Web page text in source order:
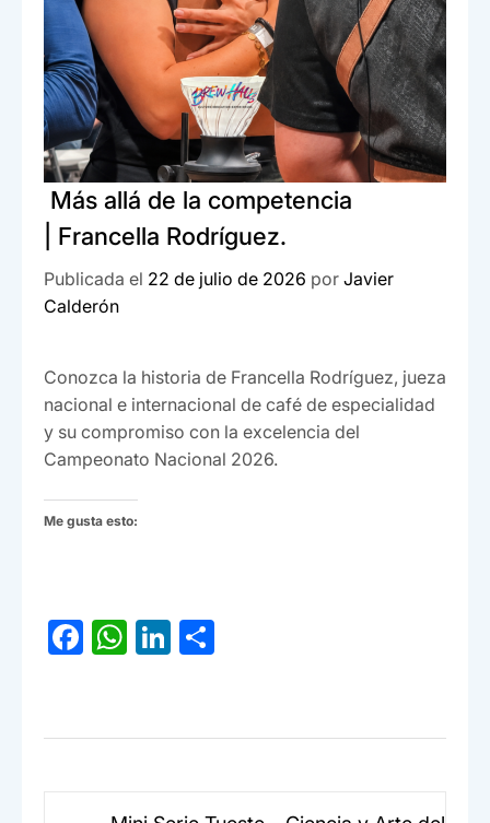
Más allá de la competencia
| Francella Rodríguez.
Publicada el 22 de julio de 2026 por Javier
Calderón
Conozca la historia de Francella Rodríguez, jueza
nacional e internacional de café de especialidad
y su compromiso con la excelencia del
Campeonato Nacional 2026.
Me gusta esto:
F
e
W
s
p
Li
dI p
tir
Navegación